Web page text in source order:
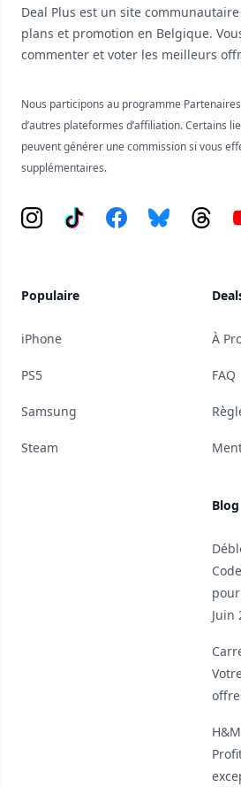
Deal Plus est un site
plans et promotion en Belgique.
commenter et voter les meilleurs
Nous participons au programme Partenaires
d’autres plateformes d’affiliation. Certains
peuvent générer une commission si vous
supplémentaires.
Instagram
Tiktok FacebookBluesky
Populaire
iPhone
PS5
Samsung
Steam
À
FAQ
Blog
Juin